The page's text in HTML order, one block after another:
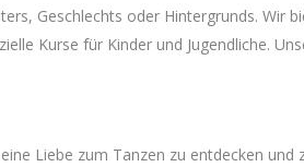
Geschlechts oder Hintergrunds. Wir
Kurse für Kinder und Jugendliche.
Liebe zum Tanzen zu entdecken und